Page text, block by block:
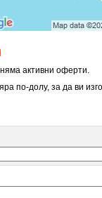
активни оферти.
по-долу, за да ви